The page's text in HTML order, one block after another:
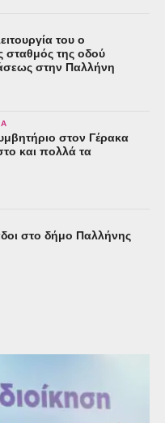
του ο
σταθμός της οδού
στην Παλλήνη
στον Γέρακα
και πολλά τα
στο δήμο Παλλήνης